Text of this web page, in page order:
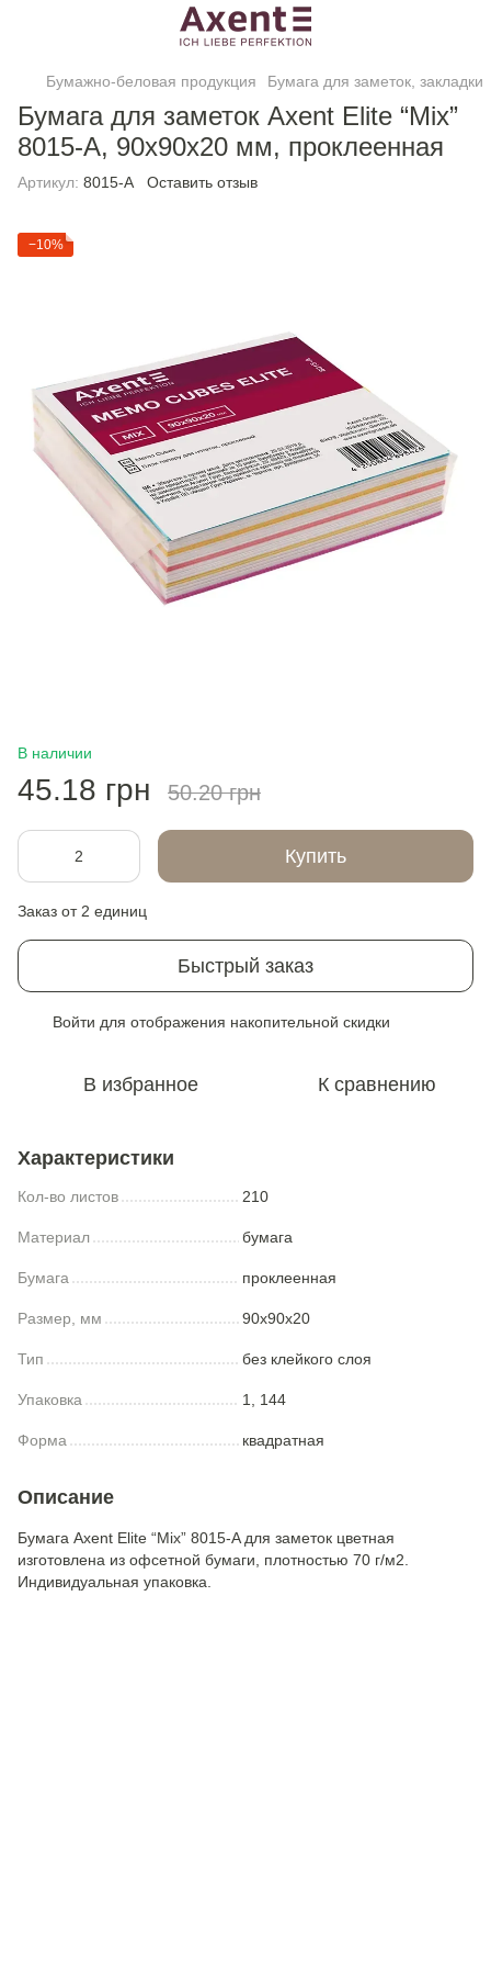
Бумажно-беловая продукция Бумага для заметок, закладки
Бумага для заметок Axent Elite “Mix”
8015-A, 90х90х20 мм, проклеенная
Артикул: 8015-A Оставить отзыв
−10%
В наличии
45.18 грн 50.20 грн
Купить
Заказ от 2 единиц
Быстрый заказ
Войти для отображения накопительной скидки
В избранное К сравнению
Характеристики
Кол-во листов 210
Материал бумага
Бумага проклеенная
Размер, мм 90x90x20
Тип без клейкого слоя
Упаковка 1, 144
Форма квадратная
Описание
Бумага Axent Elite “Mix” 8015-A для заметок цветная
изготовлена из офсетной бумаги, плотностью 70 г/м2.
Индивидуальная упаковка.